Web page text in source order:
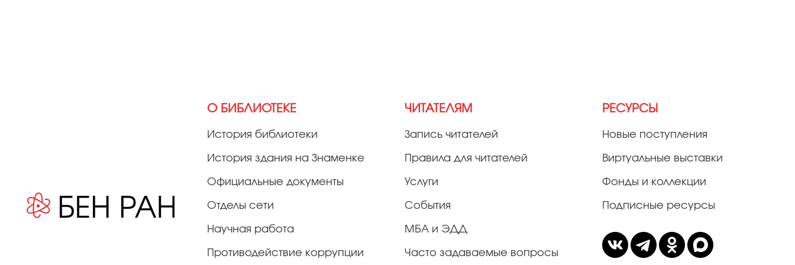
О БИБЛИОТЕКЕ
История библиотеки
История здания на Знаменке
Официальные документы
Отделы сети
Научная работа
Противодействие коррупции
ЧИТАТЕЛЯМ
Запись читателей
Правила для читателей
Услуги
События
МБА и ЭДД
Часто задаваемые вопросы
РЕСУРСЫ
Новые поступления
Виртуальные выставки
Фонды и коллекции
Подписные ресурсы